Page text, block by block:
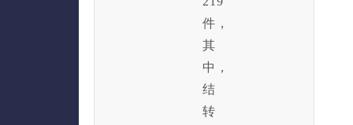
件，
其
中，
结
转